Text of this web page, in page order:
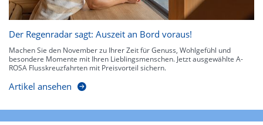
Der Regenradar sagt: Auszeit an Bord voraus!
Machen Sie den November zu Ihrer Zeit für Genuss, Wohlgefühl und
besondere Momente mit Ihren Lieblingsmenschen. Jetzt ausgewählte A-
ROSA Flusskreuzfahrten mit Preisvorteil sichern.
Artikel ansehen